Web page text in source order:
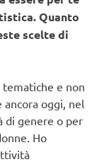
Quanto
scelte di
e non
ancora oggi, nel
di genere o per
Ho